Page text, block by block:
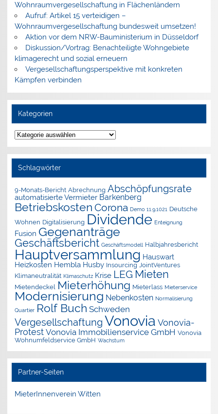
Wohnraumvergesellschaftung in Flächenländern
Aufruf: Artikel 15 verteidigen –
Wohnraumvergesellschaftung bundesweit umsetzen!
Aktion vor dem NRW-Bauministerium in Düsseldorf
Diskussion/Vortrag: Benachteiligte Wohngebiete
klimagerecht und sozial erneuern
Vergesellschaftungsperspektive mit konkreten
Kämpfen verbinden
Kategorien
Kategorien
Schlagwörter
9-Monats-Bericht Abrechnung Abschöpfungsrate
automatisierte Vermieter Barkenberg
Betriebskosten Corona Demo 11.9.1021 Deutsche
Wohnen Digitalisierung Dividende Enteignung
Fusion Gegenanträge
Geschäftsbericht Geschäftsmodell Halbjahresbericht
Hauptversammlung Hauswart
Heizkosten Hembla Husby Insourcing JointVentures
Klimaneutralität Klimaschutz Krise LEG Mieten
Mietendeckel Mieterhöhung Mieterlass Mieterservice
Modernisierung Nebenkosten Normalisierung
Quartier Rolf Buch Schweden
Vergesellschaftung Vonovia Vonovia-
Protest Vonovia Immobilienservice GmbH Vonovia
Wohnumfeldservice GmbH Wachstum
Partner-Seiten
MieterInnenverein Witten